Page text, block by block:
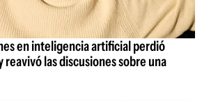
en inteligencia artificial perdió
las discusiones sobre una